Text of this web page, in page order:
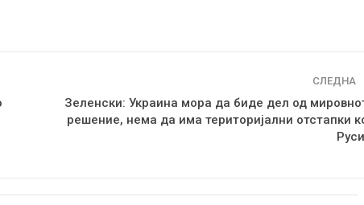
СЛЕДНА
Зеленски: Украина мора да биде дел од
решение, нема да има територијални отстапки